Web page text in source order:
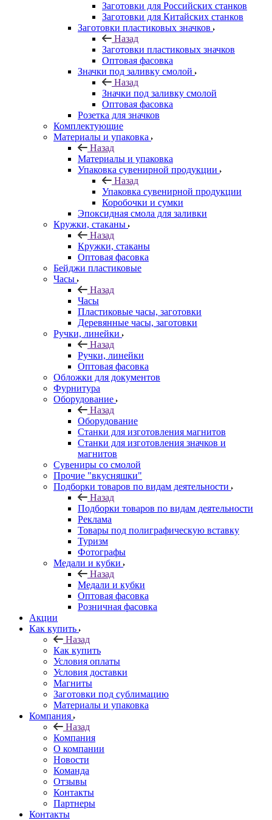
Заготовки для Российских станков
Заготовки для Китайских станков
Заготовки пластиковых значков
Назад
Заготовки пластиковых значков
Оптовая фасовка
Значки под заливку смолой
Назад
Значки под заливку смолой
Оптовая фасовка
Розетка для значков
Комплектующие
Материалы и упаковка
Назад
Материалы и упаковка
Упаковка сувенирной продукции
Назад
Упаковка сувенирной продукции
Коробочки и сумки
Эпоксидная смола для заливки
Кружки, стаканы
Назад
Кружки, стаканы
Оптовая фасовка
Бейджи пластиковые
Часы
Назад
Часы
Пластиковые часы, заготовки
Деревянные часы, заготовки
Ручки, линейки
Назад
Ручки, линейки
Оптовая фасовка
Обложки для документов
Фурнитура
Оборудование
Назад
Оборудование
Станки для изготовления магнитов
Станки для изготовления значков и
магнитов
Сувениры со смолой
Прочие "вкусняшки"
Подборки товаров по видам деятельности
Назад
Подборки товаров по видам деятельности
Реклама
Товары под полиграфическую вставку
Туризм
Фотографы
Медали и кубки
Назад
Медали и кубки
Оптовая фасовка
Розничная фасовка
Акции
Как купить
Назад
Как купить
Условия оплаты
Условия доставки
Магниты
Заготовки под сублимацию
Материалы и упаковка
Компания
Назад
Компания
О компании
Новости
Команда
Отзывы
Контакты
Партнеры
Контакты